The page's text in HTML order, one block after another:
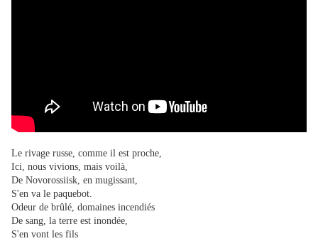
Le rivage russe, comme il est proche,
Ici, nous vivions, mais voilà,
De Novorossiisk, en mugissant,
S'en va le paquebot.
Odeur de brûlé, domaines incendiés
De sang, la terre est inondée,
S'en vont les fils